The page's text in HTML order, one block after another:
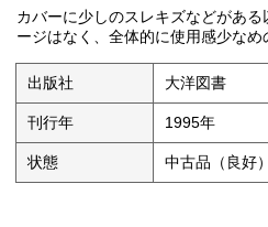
カバーに少しのスレキズなどがあ
ージはなく、全体的に使用感少なめ
出版社 大洋図書
刊行年 1995年
状態 中古品（良好）